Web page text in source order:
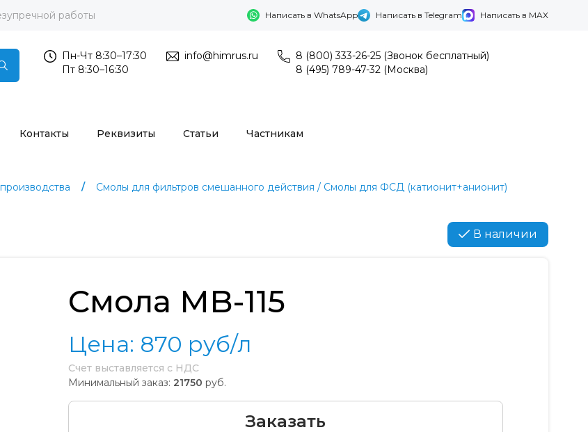
работы Написать в WhatsApp Написать в Telegram Написать в MAX
Пн-Чт 8:30–17:30
Пт 8:30–16:30
info@himrus.ru
8 (800) 333-26-25 (Звонок бесплатный)
8 (495) 789-47-32 (Москва)
Контакты Реквизиты Статьи Частникам
Смолы для фильтров смешанного действия / Смолы для ФСД (катионит+анионит)
В наличии
Смола MB-115
Цена: 870 руб/л
Счет выставляется с НДС
Минимальный заказ: 21750 руб.
Заказать